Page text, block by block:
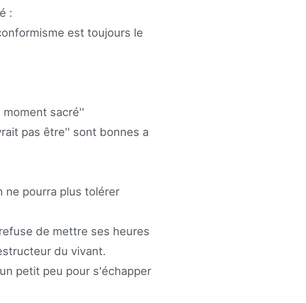
:
est toujours le
sacré''
pas être'' sont bonnes a
ne pourra plus tolérer
de mettre ses heures
du vivant.
petit peu pour s'échapper